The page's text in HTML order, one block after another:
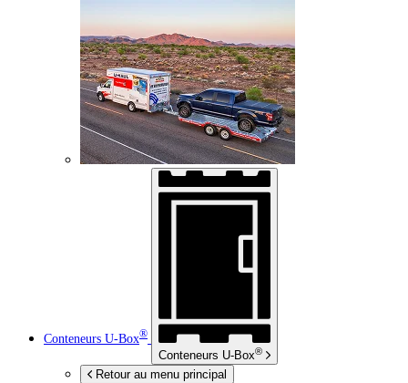
Conteneurs U-Box®
Conteneurs U-Box®
Retour au menu principal